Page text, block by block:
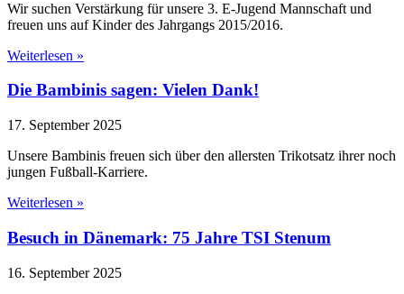
Wir suchen Verstärkung für unsere 3. E-Jugend Mannschaft und
freuen uns auf Kinder des Jahrgangs 2015/2016.
Weiterlesen »
Die Bambinis sagen: Vielen Dank!
17. September 2025
Unsere Bambinis freuen sich über den allersten Trikotsatz ihrer noch
jungen Fußball-Karriere.
Weiterlesen »
Besuch in Dänemark: 75 Jahre TSI Stenum
16. September 2025